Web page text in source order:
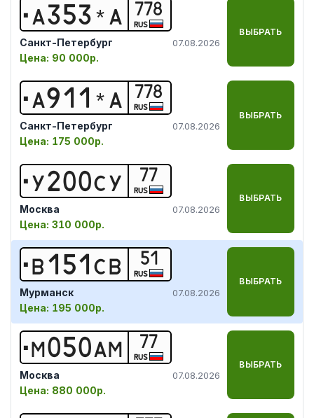
У200СУ 77
RUS
Москва 07.08.2026
Цена: 310 000р.
ВЫБРАТЬ
В 1 51 СВ 51
RUS
Мурманск 07.08.2026
Цена: 195 000р.
ВЫБРАТЬ
А353 * А 778
RUS
Санкт-Петербург 07.08.2026
Цена: 90 000р.
ВЫБРАТЬ
М050АМ 77
RUS
Москва 07.08.2026
Цена: 880 000р.
ВЫБРАТЬ
А91 1 * А 778
RUS
Санкт-Петербург 07.08.2026
Цена: 175 000р.
ВЫБРАТЬ